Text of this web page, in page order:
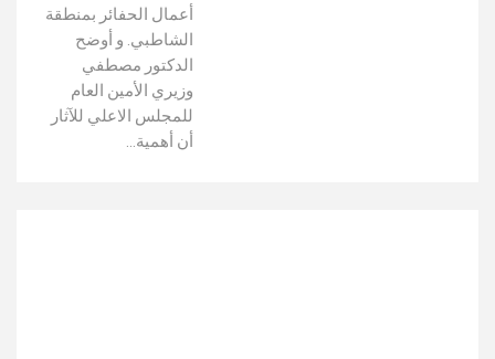
أعمال الحفائر بمنطقة
الشاطبي. و أوضح
الدكتور مصطفي
وزيري الأمين العام
للمجلس الاعلي للآثار
أن أهمية…